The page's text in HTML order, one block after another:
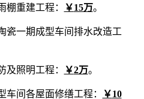
棚重建工程： ￥15万。
瓷一期成型车间排水改造工
及照明工程： ￥2万。
车间各屋面修缮工程： ￥10